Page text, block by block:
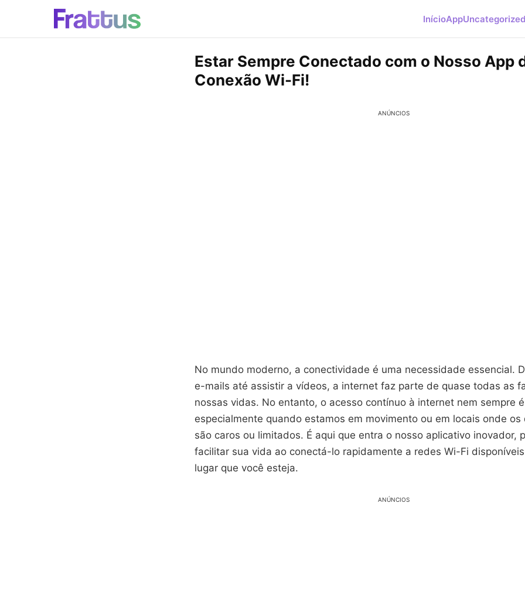
InícioAppUncategorized
Estar Sempre Conectado com o Nosso App
Conexão Wi-Fi!
ANÚNCIOS
No mundo moderno, a conectividade é uma necessidade essencial.
e-mails até assistir a vídeos, a internet faz parte de quase todas as
nossas vidas. No entanto, o acesso contínuo à internet nem sempre
especialmente quando estamos em movimento ou em locais onde os
são caros ou limitados. É aqui que entra o nosso aplicativo inovador,
facilitar sua vida ao conectá-lo rapidamente a redes Wi-Fi
lugar que você esteja.
ANÚNCIOS